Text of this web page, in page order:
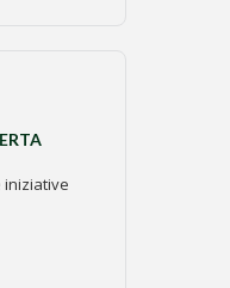
iniziative